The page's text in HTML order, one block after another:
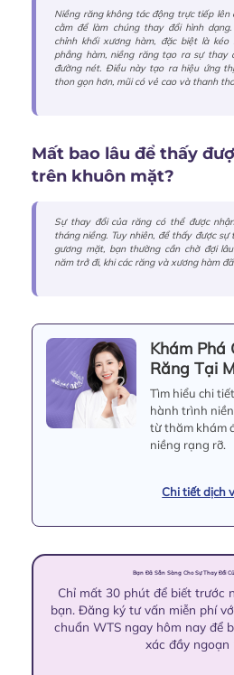
Niềng răng không tác động trực tiếp
cằm để làm chúng thay đổi hình
chỉnh khối xương hàm, đặc biệt là
phẳng hàm, niềng răng tạo ra sự thay
đường nét. Điều này tạo ra hiệu ứng
thon gọn hơn, mũi có vẻ cao và thanh
Mất bao lâu để thấy
trên khuôn mặt?
Sự thay đổi của răng có thể được
tháng niềng. Tuy nhiên, để thấy được
gương mặt, bạn thường cần chờ đợi
năm trở đi, khi các răng và xương hàm
Khám Phá
Răng Tại
Tìm hiểu chi
hành trình
từ thăm khám
niềng rạng rỡ.
Chi tiết dịch
Bạn Đã Sẵn Sàng Cho Sự Thay Đổi
Chỉ mất 30 phút để biết trước
bạn. Đăng ký tư vấn miễn phí
chuẩn WTS ngay hôm nay để
xác đầy ngoạn